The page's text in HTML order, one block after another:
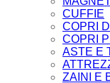
CUFFIE
COPRI
COPRI
ASTE E
ZAINI E